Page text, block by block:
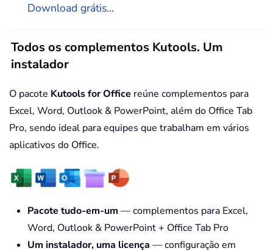
Download grátis...
Todos os complementos Kutools. Um
instalador
O pacote Kutools for Office reúne complementos para
Excel, Word, Outlook & PowerPoint, além do Office Tab
Pro, sendo ideal para equipes que trabalham em vários
aplicativos do Office.
Pacote tudo-em-um — complementos para Excel,
Word, Outlook & PowerPoint + Office Tab Pro
Um instalador, uma licença — configuração em